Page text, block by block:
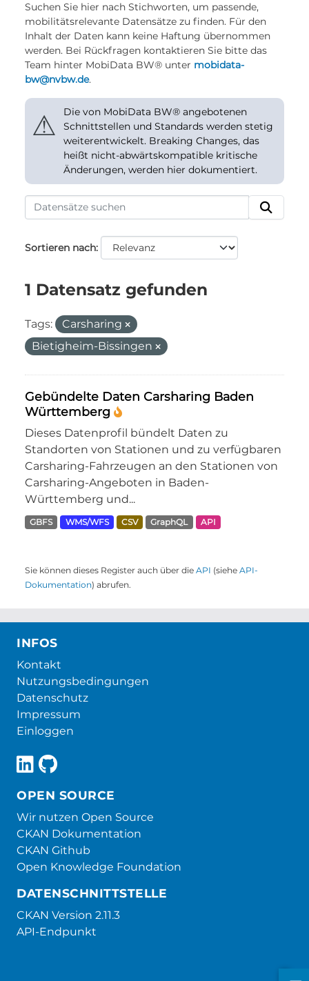
Suchen Sie hier nach Stichworten, um passende,
mobilitätsrelevante Datensätze zu finden. Für den
Inhalt der Daten kann keine Haftung übernommen
werden. Bei Rückfragen kontaktieren Sie bitte das
Team hinter MobiData BW® unter mobidata-
bw@nvbw.de.
⚠
Die von MobiData BW® angebotenen
Schnittstellen und Standards werden stetig
weiterentwickelt. Breaking Changes, das
heißt nicht-abwärtskompatible kritische
Änderungen, werden hier dokumentiert.
Sortieren nach
1 Datensatz gefunden
Tags:
Carsharing
Bietigheim-Bissingen
Gebündelte Daten Carsharing Baden
Württemberg
Dieses Datenprofil bündelt Daten zu
Standorten von Stationen und zu verfügbaren
Carsharing-Fahrzeugen an den Stationen von
Carsharing-Angeboten in Baden-
Württemberg und...
GBFS WMS/WFS CSV GraphQL API
Sie können dieses Register auch über die API (siehe API-
Dokumentation) abrufen.
INFOS
Kontakt
Nutzungsbedingungen
Datenschutz
Impressum
Einloggen
OPEN SOURCE
Wir nutzen Open Source
CKAN Dokumentation
CKAN Github
Open Knowledge Foundation
DATENSCHNITTSTELLE
CKAN Version 2.11.3
API-Endpunkt